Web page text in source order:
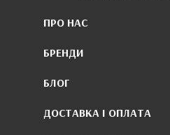
ПРО НАС
БРЕНДИ
БЛОГ
ДОСТАВКА І ОПЛАТА